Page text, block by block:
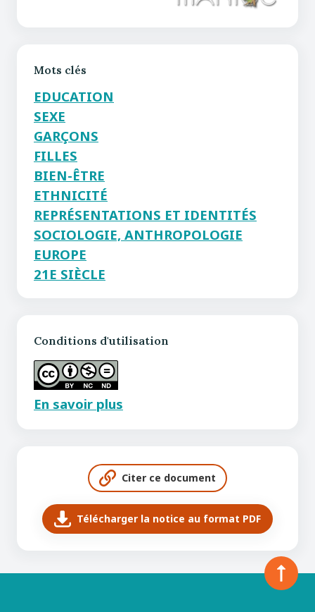
Mots clés
EDUCATION
SEXE
GARÇONS
FILLES
BIEN-ÊTRE
ETHNICITÉ
REPRÉSENTATIONS ET IDENTITÉS
SOCIOLOGIE, ANTHROPOLOGIE
EUROPE
21E SIÈCLE
Conditions d'utilisation
En savoir plus
Citer ce document
Télécharger la notice au format PDF